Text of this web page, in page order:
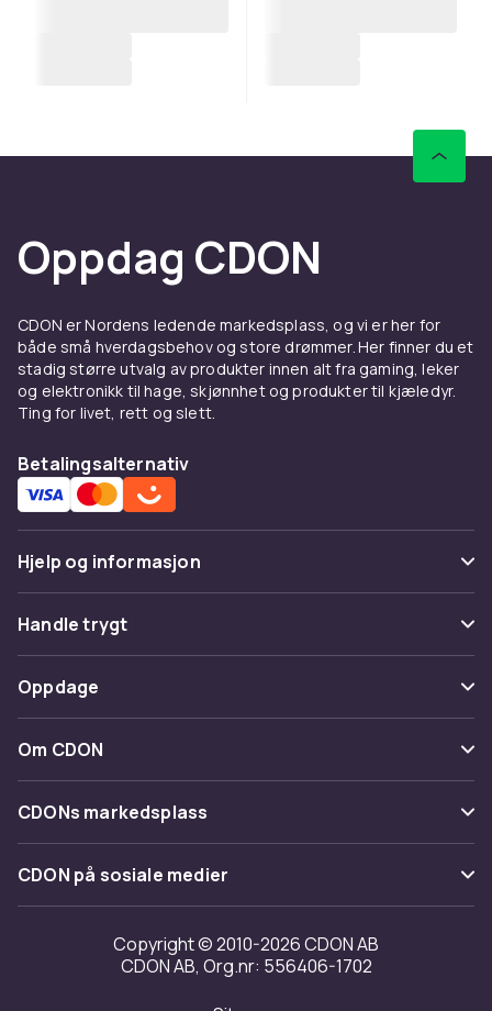
Oppdag CDON
CDON er Nordens ledende markedsplass, og vi er her for
både små hverdagsbehov og store drømmer. Her finner du et
stadig større utvalg av produkter innen alt fra gaming, leker
og elektronikk til hage, skjønnhet og produkter til kjæledyr.
Ting for livet, rett og slett.
Betalingsalternativ
Hjelp og informasjon
Vanlige spørsmål
Spor pakke
Angre & returner her
Kontakt oss
Handle trygt
Betaling
Levering
Tilbakekallinger
Oppdage
Kategorier
Varemerker
Om CDON
Om oss
Kundeanmeldelser
Jobbe på CDON
Investor relations
Tilgjengelighet
CDONs markedsplass
Merchant Help Center
CDON på sosiale medier
Copyright © 2010-2026 CDON AB
CDON AB, Org.nr: 556406-1702